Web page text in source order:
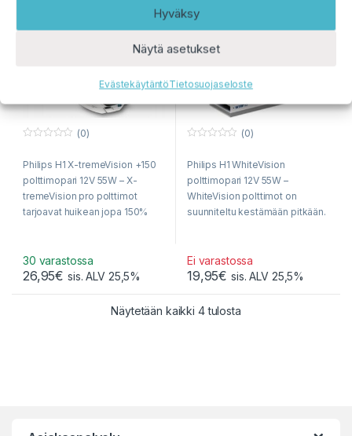
Hyväksy
Näytä asetukset
EvästekäytäntöTietosuojaseloste
u
o
f
5
(0)
Philips H1 X-tremeVision +150
polttimopari 12V 55W – X-
tremeVision pro polttimot
tarjoavat huikean jopa 150%
halogeenipolttimoihin!
30 varastossa
26,95€ sis. ALV 25,5%
u
o
f
5
(0)
Philips H1 WhiteVision
polttimopari 12V 55W –
WhiteVision polttimot on
suunniteltu kestämään pitkään.
60% tavallista ajovalopolttimoa
kirkkaampi!
Ei varastossa
19,95€ sis. ALV 25,5%
Näytetään kaikki 4 tulostaSorted by popularity